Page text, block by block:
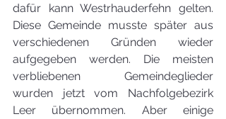
dafür kann Westrhauderfehn gelten.
Diese Gemeinde musste später aus
verschiedenen Gründen wieder
aufgegeben werden. Die meisten
verbliebenen Gemeindeglieder
wurden jetzt vom Nachfolgebezirk
Leer übernommen. Aber einige